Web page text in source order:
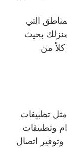
التي
بحيث
من
تطبيقات
وتطبيقات
وتوفير اتصال